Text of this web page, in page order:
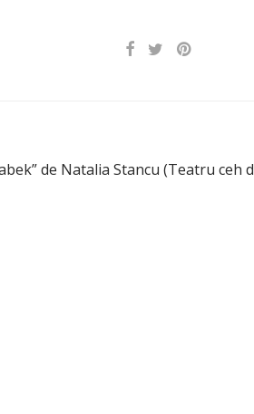
de Natalia Stancu (Teatru ceh